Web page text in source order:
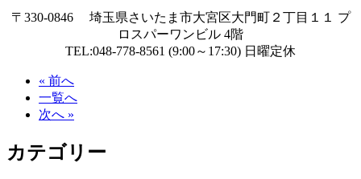
〒330-0846 埼玉県さいたま市大宮区大門町２丁目１１ プ
ロスパーワンビル 4階
TEL:048-778-8561 (9:00～17:30) 日曜定休
« 前へ
一覧へ
次へ »
カテゴリー